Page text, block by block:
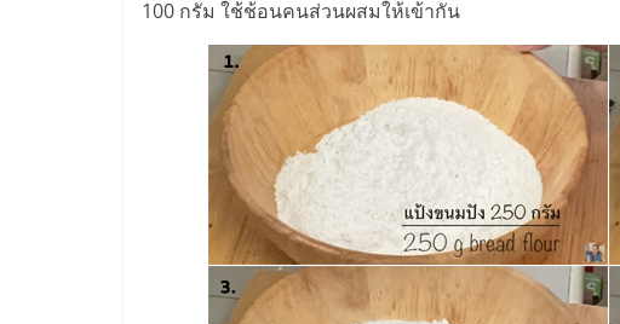
ไชส์,
รวม
100 กรัม ใช้ช้อนคนส่วนผสมให้เข้ากัน